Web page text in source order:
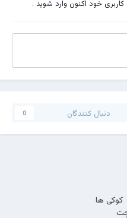
خود اکنون وارد شوید.
دنبال کنندگان 0
کوکی ها